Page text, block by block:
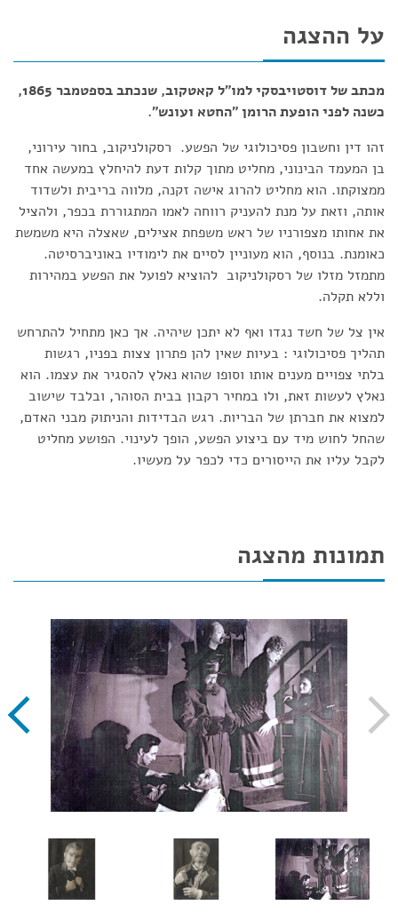
על ההצגה
מכתב של דוסטויבסקי למו"ל קאטקוב, שנכתב בספטמבר 1865,
כשנה לפני הופעת הרומן "החטא ועונש".
זהו דין וחשבון פסיכולוגי של הפשע. רסקולניקוב, בחור עירוני,
בן המעמד הבינוני, מחליט מתוך קלות דעת להיחלץ במעשה אחד
ממצוקתו. הוא מחליט להרוג אישה זקנה, מלווה בריבית ולשדוד
אותה, וזאת על מנת להעניק רווחה לאמו המתגוררת בכפר, ולהציל
את אחותו מצפורניו של ראש משפחת אצילים, שאצלה היא משמשת
כאומנת. בנוסף, הוא מעוניין לסיים את לימודיו באוניברסיטה.
מתמזל מזלו של רסקולניקוב להוציא לפועל את הפשע במהירות
וללא תקלה.
אין צל של חשד נגדו ואף לא יתכן שיהיה. אך כאן מתחיל להתרחש
תהליך פסיכולוגי : בעיות שאין להן פתרון צצות בפניו, רגשות
בלתי צפויים מענים אותו וסופו שהוא נאלץ להסגיר את עצמו. הוא
נאלץ לעשות זאת, ולו במחיר רקבון בבית הסוהר, ובלבד שישוב
למצוא את חברתן של הבריות. רגש הבדידות והניתוק מבני האדם,
שהחל לחוש מיד עם ביצוע הפשע, הופך לעינוי. הפושע מחליט
לקבל עליו את הייסורים כדי לכפר על מעשיו.
תמונות מהצגה